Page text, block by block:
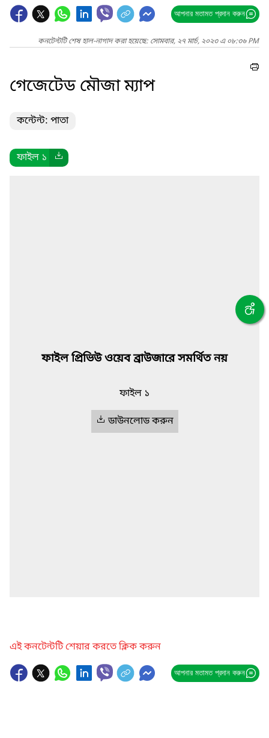
আপনার মতামত প্রদান করুন
কনটেন্টটি শেষ হাল-নাগাদ করা হয়েছে: সোমবার, ২৭ মার্চ, ২০২৩ এ ০৮:৩৬ PM
গেজেটেড মৌজা ম্যাপ
কন্টেন্ট: পাতা
ফাইল ১
ফাইল প্রিভিউ ওয়েব ব্রাউজারে সমর্থিত নয়
ফাইল ১
ডাউনলোড করুন
এই কনটেন্টটি শেয়ার করতে ক্লিক করুন
আপনার মতামত প্রদান করুন